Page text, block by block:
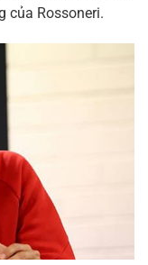
của Rossoneri.